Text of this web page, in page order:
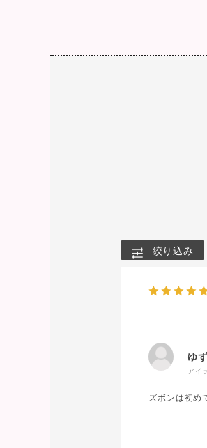
絞り込み
ゆず
アイ
ズボンは初め